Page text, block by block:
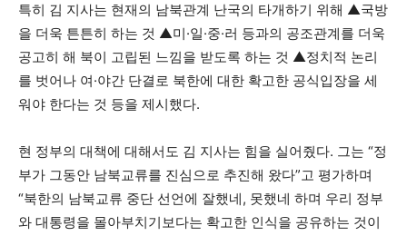
특히 김 지사는 현재의 남북관계 난국의 타개하기 위해 ▲국방
을 더욱 튼튼히 하는 것 ▲미·일·중·러 등과의 공조관계를 더욱
공고히 해 북이 고립된 느낌을 받도록 하는 것 ▲정치적 논리
를 벗어나 여·야간 단결로 북한에 대한 확고한 공식입장을 세
워야 한다는 것 등을 제시했다.
현 정부의 대책에 대해서도 김 지사는 힘을 실어줬다. 그는 “정
부가 그동안 남북교류를 진심으로 추진해 왔다”고 평가하며
“북한의 남북교류 중단 선언에 잘했네, 못했네 하며 우리 정부
와 대통령을 몰아부치기보다는 확고한 인식을 공유하는 것이